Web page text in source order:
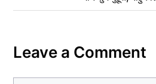
Leave a Comment